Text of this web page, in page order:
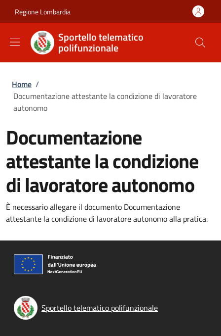
Regione Lombardia
Sportello telematico
polifunzionale
Briciole di pane
Home /
Documentazione attestante la condizione di lavoratore
autonomo
Documentazione
attestante la condizione
di lavoratore autonomo
È necessario allegare il documento Documentazione
attestante la condizione di lavoratore autonomo alla pratica.
Sportello telematico polifunzionale